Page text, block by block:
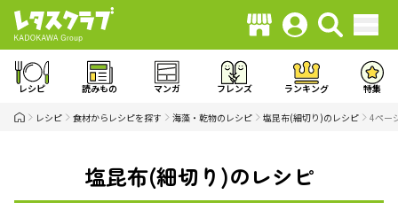
レシピ 読みもの マンガ フレンズ ランキング 特集
レシピ 食材からレシピを探す 海藻・乾物のレシピ 塩昆布(細切り)のレシピ 4ペー
塩昆布(細切り)のレシピ